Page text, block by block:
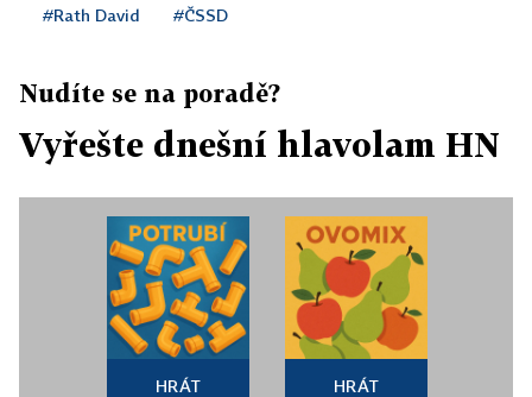
#Rath David #ČSSD
Nudíte se na poradě?
Vyřešte dnešní hlavolam HN
HRÁT HRÁT